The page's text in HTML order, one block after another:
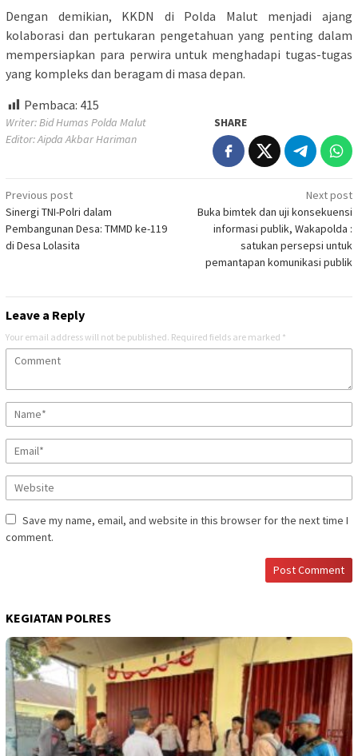
Dengan demikian, KKDN di Polda Malut menjadi ajang
kolaborasi dan pertukaran pengetahuan yang penting dalam
mempersiapkan para perwira untuk menghadapi tugas-tugas
yang kompleks dan beragam di masa depan.
Pembaca: 415
Writer: Bid Humas Polda Malut
Editor: Aipda Akbar Hariman
SHARE
Post
navigation
Previous post
Sinergi TNI-Polri dalam
Pembangunan Desa: TMMD ke-119
di Desa Lolasita
Next post
Buka bimtek dan uji konsekuensi
informasi publik, Wakapolda :
satukan persepsi untuk
pemantapan komunikasi publik
Leave a Reply
Your email address will not be published. Required fields are marked *
Save my name, email, and website in this browser for the next time I
comment.
KEGIATAN POLRES